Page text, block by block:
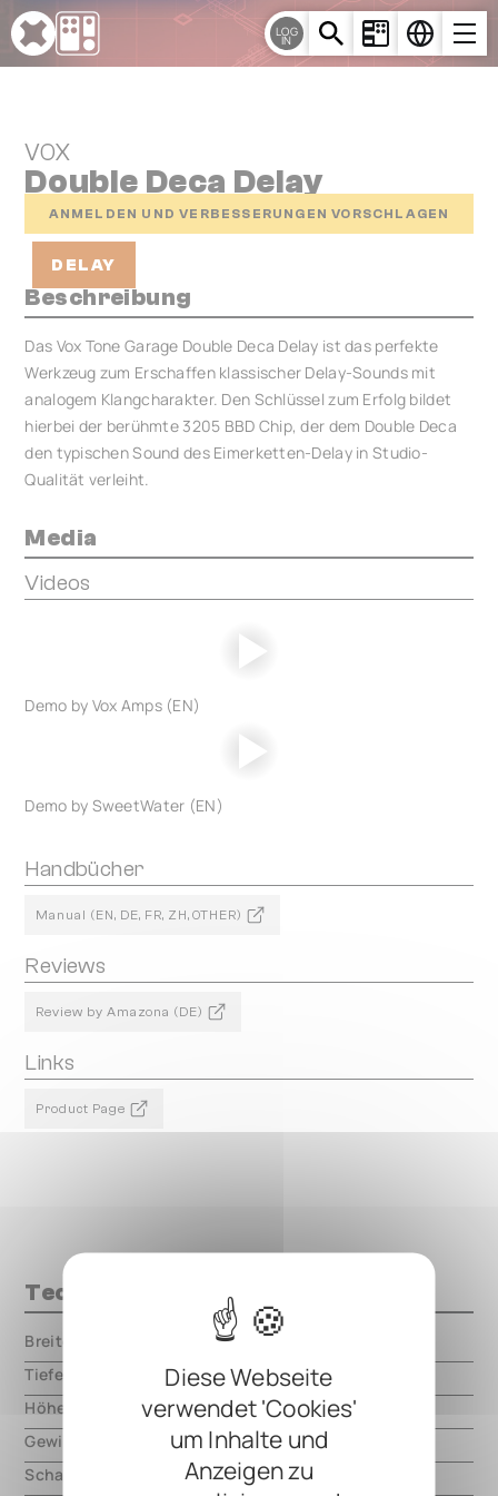
Cookie-Einstellungen
Diese Webseite
verwendet 'Cookies'
um Inhalte und
Anzeigen zu
LOG
IN
VOX
Double Deca Delay
ANMELDEN UND VERBESSERUNGEN VORSCHLAGEN
DELAY
Beschreibung
Das Vox Tone Garage Double Deca Delay ist das perfekte
Werkzeug zum Erschaffen klassischer Delay-Sounds mit
analogem Klangcharakter. Den Schlüssel zum Erfolg bildet
hierbei der berühmte 3205 BBD Chip, der dem Double Deca
den typischen Sound des Eimerketten-Delay in Studio-
Qualität verleiht.
Media
Videos
Demo by Vox Amps (EN)
Demo by SweetWater (EN)
Handbücher
Manual (EN, DE, FR, ZH, OTHER)
Reviews
Review by Amazona (DE)
Links
Product Page
Technische Daten
Breite
000.00 mm
Tiefe
000.00 mm
Höhe
000.00 mm
Gewicht
000.00 mm
Schaltungsart
analog